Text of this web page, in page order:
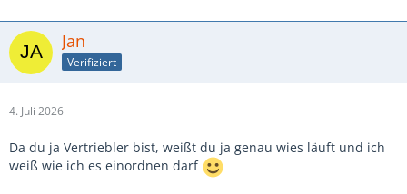
Jan
Verifiziert
4. Juli 2026
Da du ja Vertriebler bist, weißt du ja genau wies läuft und ich
weiß wie ich es einordnen darf